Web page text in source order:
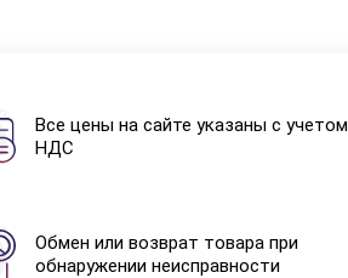
Все цены на сайте указаны с учетом
НДС
Обмен или возврат товара при
обнаружении неисправности